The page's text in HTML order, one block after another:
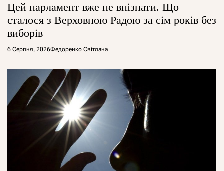
Цей парламент вже не впізнати. Що
сталося з Верховною Радою за сім років без
виборів
6 Серпня, 2026Федоренко Світлана